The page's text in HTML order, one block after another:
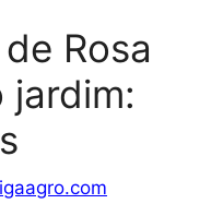
Rosa
jardim: